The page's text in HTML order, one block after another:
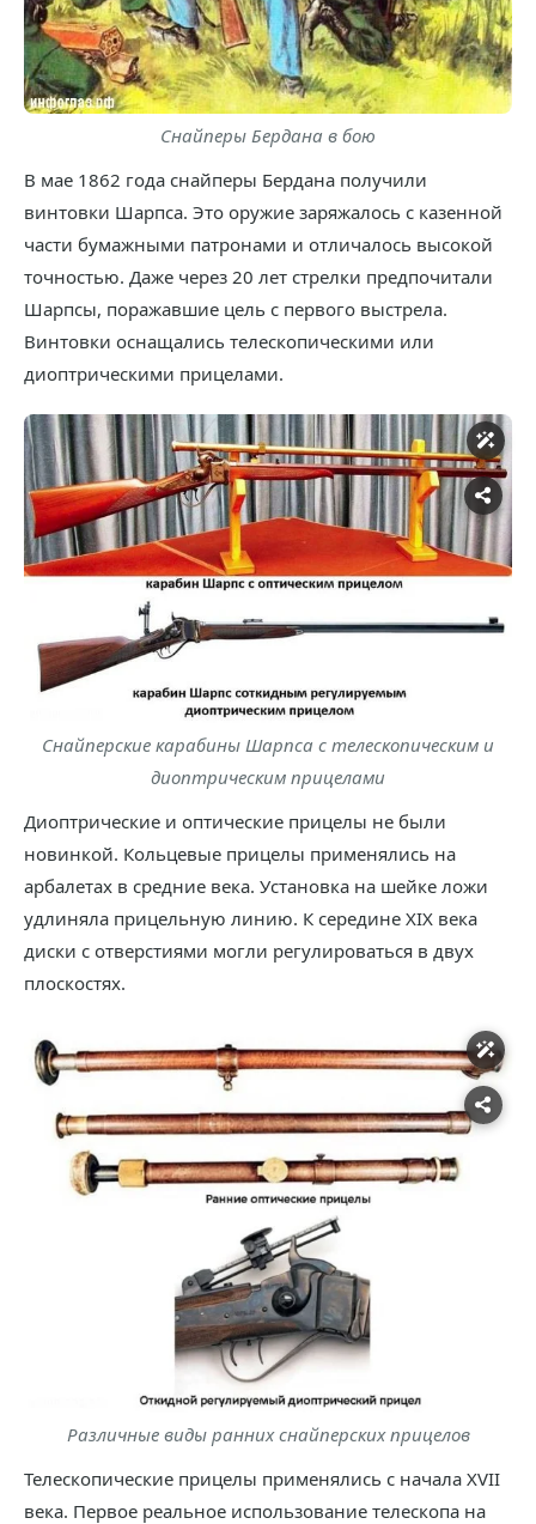
Снайперы Бердана в бою
В мае 1862 года снайперы Бердана получили
винтовки Шарпса. Это оружие заряжалось с казенной
части бумажными патронами и отличалось высокой
точностью. Даже через 20 лет стрелки предпочитали
Шарпсы, поражавшие цель с первого выстрела.
Винтовки оснащались телескопическими или
диоптрическими прицелами.
Снайперские карабины Шарпса с телескопическим и
диоптрическим прицелами
Диоптрические и оптические прицелы не были
новинкой. Кольцевые прицелы применялись на
арбалетах в средние века. Установка на шейке ложи
удлиняла прицельную линию. К середине XIX века
диски с отверстиями могли регулироваться в двух
плоскостях.
Различные виды ранних снайперских прицелов
Телескопические прицелы применялись с начала XVII
века. Первое реальное использование телескопа на